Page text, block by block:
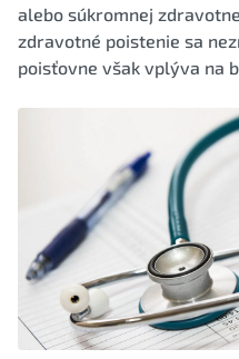
alebo súkromnej
zdravotné poistenie sa
poisťovne však vplýva na